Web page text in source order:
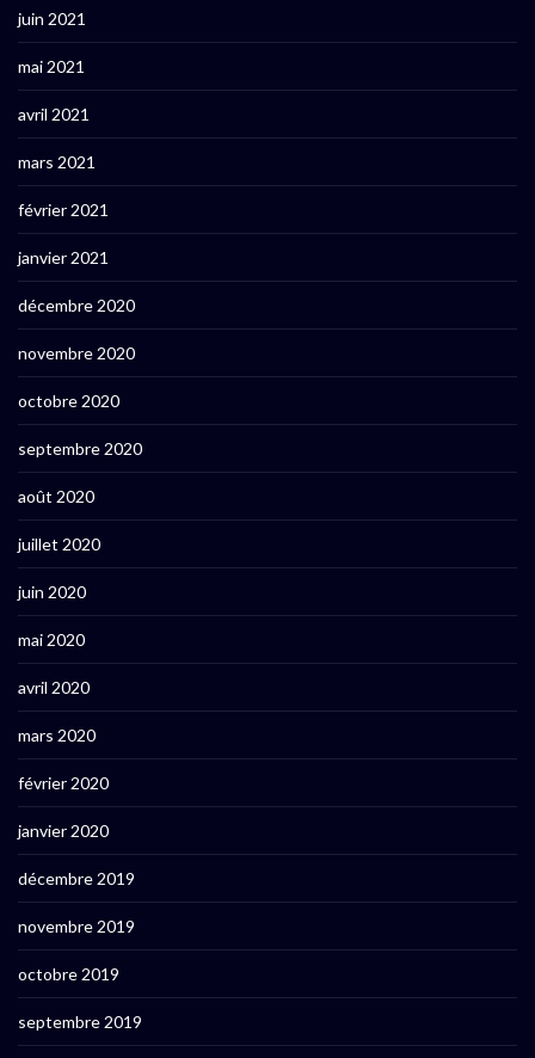
juin 2021
mai 2021
avril 2021
mars 2021
février 2021
janvier 2021
décembre 2020
novembre 2020
octobre 2020
septembre 2020
août 2020
juillet 2020
juin 2020
mai 2020
avril 2020
mars 2020
février 2020
janvier 2020
décembre 2019
novembre 2019
octobre 2019
septembre 2019